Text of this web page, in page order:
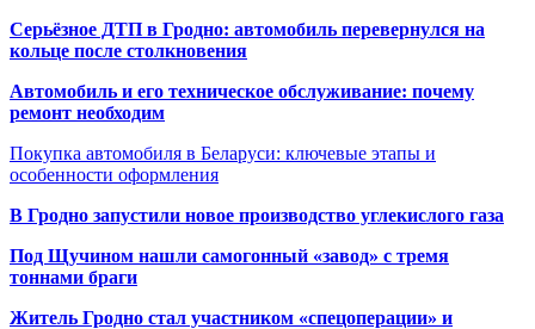
Серьёзное ДТП в Гродно: автомобиль перевернулся на
кольце после столкновения
Автомобиль и его техническое обслуживание: почему
ремонт необходим
Покупка автомобиля в Беларуси: ключевые этапы и
особенности оформления
В Гродно запустили новое производство углекислого газа
Под Щучином нашли самогонный «завод» с тремя
тоннами браги
Житель Гродно стал участником «спецоперации» и